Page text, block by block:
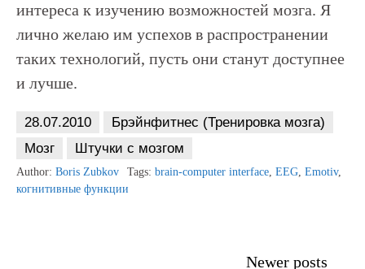
интереса к изучению возможностей мозга. Я
лично желаю им успехов в распространении
таких технологий, пусть они станут доступнее
и лучше.
28.07.2010
Брэйнфитнес (Тренировка мозга)
Мозг
Штучки с мозгом
Author: Boris Zubkov Tags: brain-computer interface, EEG, Emotiv,
когнитивные функции
Newer posts